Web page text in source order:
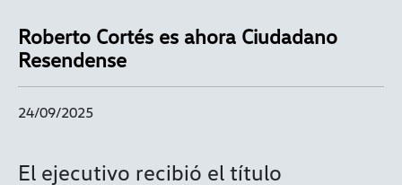
Roberto Cortés es ahora Ciudadano
Resendense
24/09/2025
El ejecutivo recibió el título